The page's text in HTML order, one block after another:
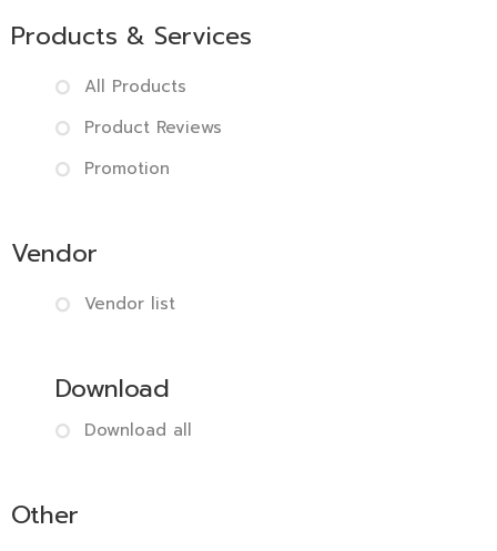
Products & Services
All Products
Product Reviews
Promotion
Vendor
Vendor list
Download
Download all
Other